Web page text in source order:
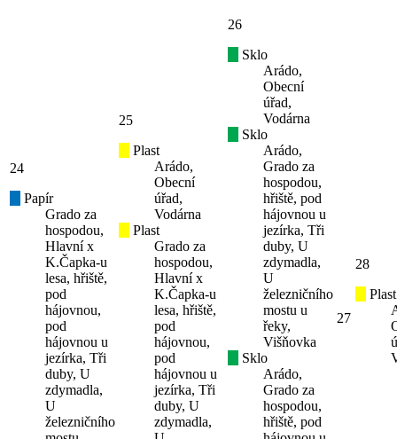
24
Papír
Grado za
hospodou,
Hlavní x
K.Čapka-u
lesa, hřiště,
pod
hájovnou,
pod
hájovnou u
jezírka, Tři
duby, U
zdymadla,
U
železničního
25
Plast
Arádo,
Obecní
úřad,
Vodárna
Plast
Grado za
hospodou,
Hlavní x
K.Čapka-u
lesa, hřiště,
pod
hájovnou,
pod
hájovnou u
jezírka, Tři
duby, U
zdymadla,
26
Sklo
Arádo,
Obecní
úřad,
Vodárna
Sklo
Arádo,
Grado za
hospodou,
hřiště, pod
hájovnou u
jezírka, Tři
duby, U
zdymadla,
U
železničního
mostu u
řeky,
Višňovka
Sklo
Arádo,
Grado za
hospodou,
hřiště, pod
27
28
Plast